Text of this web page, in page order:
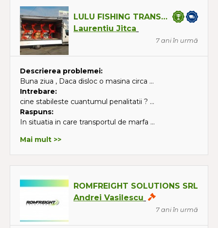
LULU FISHING TRANS SRL
Laurentiu Jitca
7 ani în urmă
Descrierea problemei:
Buna ziua , Daca disloc o masina circa ...
Intrebare:
cine stabileste cuantumul penalitatii ? ...
Raspuns:
In situatia in care transportul de marfa ...
Mai mult >>
ROMFREIGHT SOLUTIONS SRL
Andrei Vasilescu
7 ani în urmă